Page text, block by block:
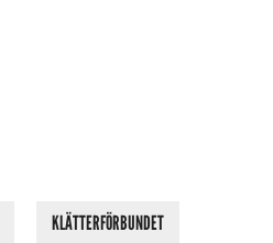
KLÄTTERFÖRBUNDET